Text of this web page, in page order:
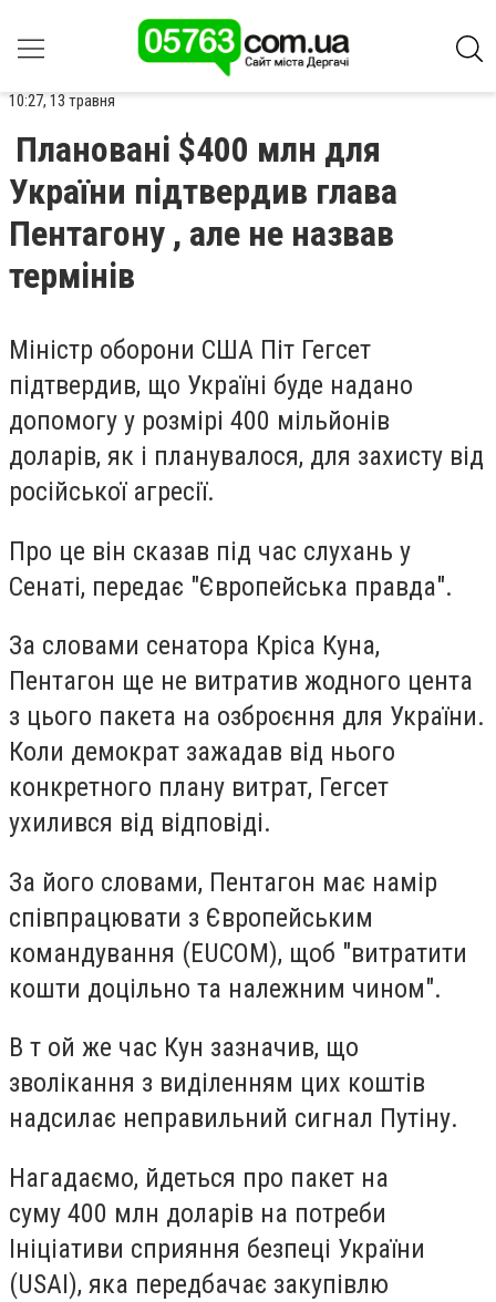
10:27, 13 травня
Плановані $400 млн для
України підтвердив глава
Пентагону , але не назвав
термінів
Міністр оборони США Піт Гегсет
підтвердив, що Україні буде надано
допомогу у розмірі 400 мільйонів
доларів, як і планувалося, для захисту від
російської агресії.
Про це він сказав під час слухань у
Сенаті, передає "Європейська правда".
За словами сенатора Кріса Куна,
Пентагон ще не витратив жодного цента
з цього пакета на озброєння для України.
Коли демократ зажадав від нього
конкретного плану витрат, Гегсет
ухилився від відповіді.
За його словами, Пентагон має намір
співпрацювати з Європейським
командування (EUCOM), щоб "витратити
кошти доцільно та належним чином".
В т ой же час Кун зазначив, що
зволікання з виділенням цих коштів
надсилає неправильний сигнал Путіну.
Нагадаємо, йдеться про пакет на
суму 400 млн доларів на потреби
Ініціативи сприяння безпеці України
(USAI), яка передбачає закупівлю